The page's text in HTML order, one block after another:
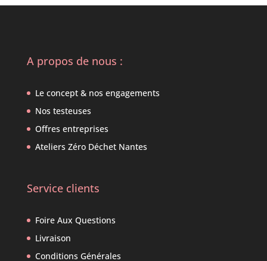
A propos de nous :
Le concept & nos engagements
Nos testeuses
Offres entreprises
Ateliers Zéro Déchet Nantes
Service clients
Foire Aux Questions
Livraison
Conditions Générales